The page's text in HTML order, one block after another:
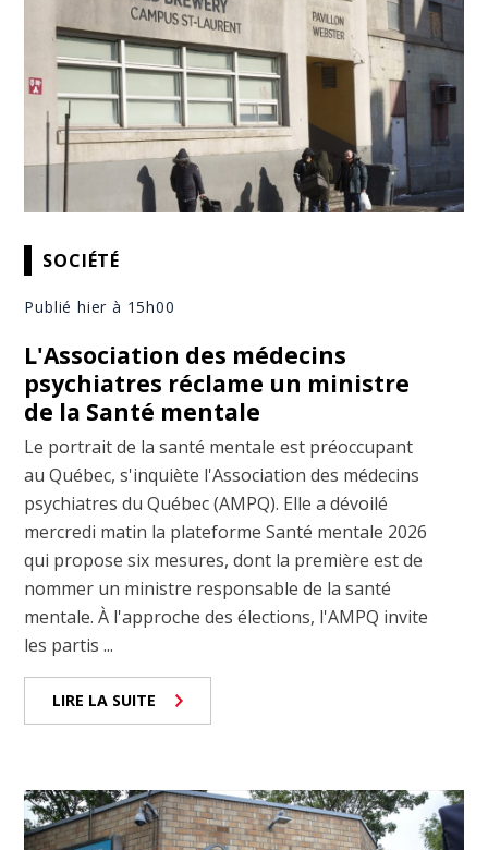
SOCIÉTÉ
Publié hier à 15h00
L'Association des médecins
psychiatres réclame un ministre
de la Santé mentale
Le portrait de la santé mentale est préoccupant
au Québec, s'inquiète l'Association des médecins
psychiatres du Québec (AMPQ). Elle a dévoilé
mercredi matin la plateforme Santé mentale 2026
qui propose six mesures, dont la première est de
nommer un ministre responsable de la santé
mentale. À l'approche des élections, l'AMPQ invite
les partis ...
LIRE LA SUITE